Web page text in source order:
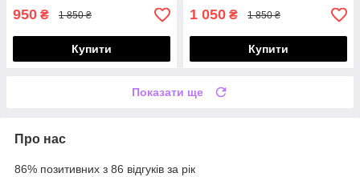
950 ₴ 1 850 ₴
Купити
1 050 ₴ 1 850 ₴
Купити
Показати ще
Про нас
86% позитивних з 86 відгуків за рік